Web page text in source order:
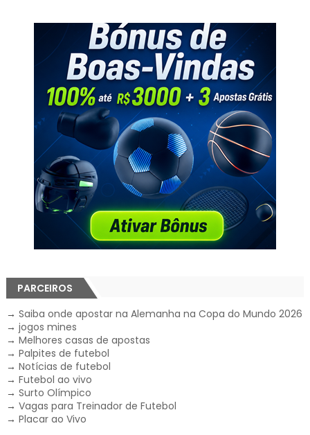
PARCEIROS
→ Saiba onde apostar na Alemanha na Copa do Mundo 2026
→ jogos mines
→ Melhores casas de apostas
→ Palpites de futebol
→ Notícias de futebol
→ Futebol ao vivo
→ Surto Olímpico
→ Vagas para Treinador de Futebol
→ Placar ao Vivo